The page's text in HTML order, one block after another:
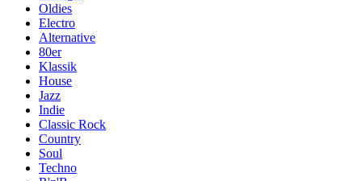
Oldies
Electro
Alternative
80er
Klassik
House
Jazz
Indie
Classic Rock
Country
Soul
Techno